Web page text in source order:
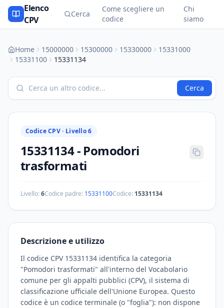
Elenco
CPV
Cerca
Come scegliere un
codice
Chi
siamo
Home 15000000 15300000 15330000
15331000
15331100
15331134
Cerca
Codice CPV · Livello 6
15331134- Pomodori
trasformati
Livello:6Codice padre: 15331100Codice: 15331134
Descrizione e utilizzo
Il codice CPV 15331134 identifica la categoria
"Pomodori trasformati" all'interno del Vocabolario
comune per gli appalti pubblici (CPV), il sistema di
classificazione ufficiale dell'Unione Europea. Questo
codice è un codice terminale (o "foglia"): non dispone